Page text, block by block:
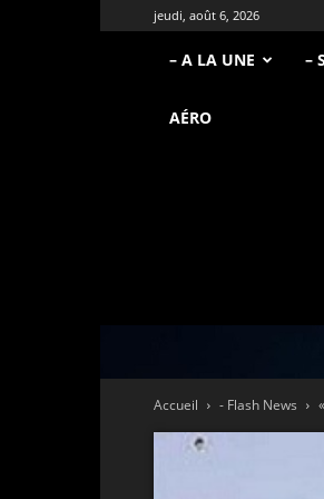
jeudi, août 6, 2026
– A LA UNE –
AÉRO
Accueil
- Flash News